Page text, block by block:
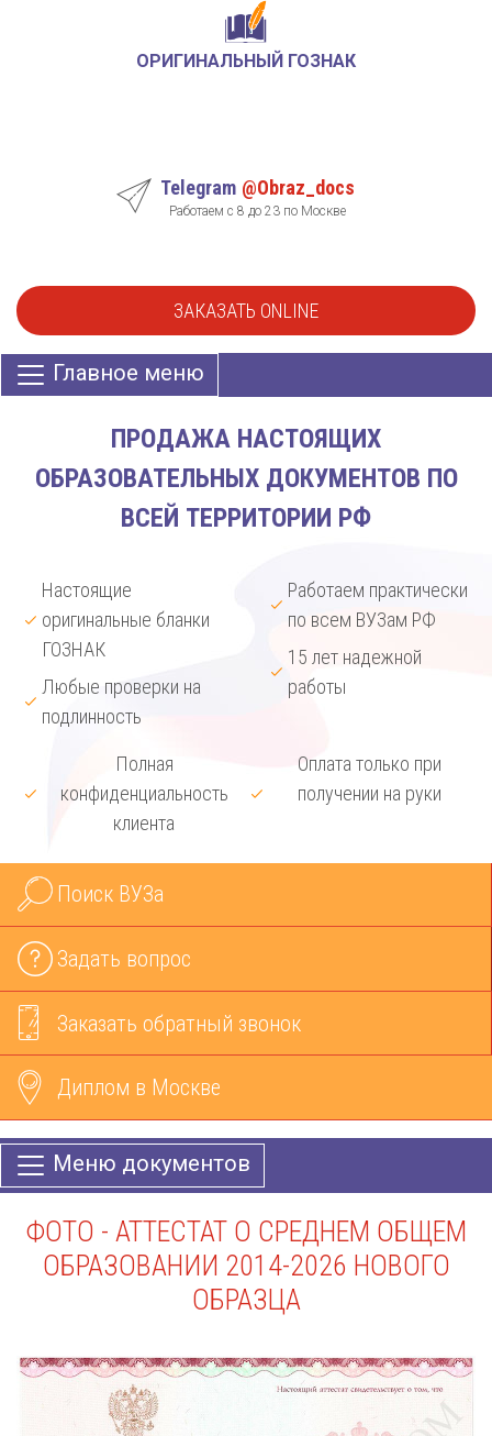
ОРИГИНАЛЬНЫЙ ГОЗНАК
Telegram @Obraz_docs
Работаем с 8 до 23 по Москве
ЗАКАЗАТЬ ONLINE
Главное меню
ПРОДАЖА НАСТОЯЩИХ
ОБРАЗОВАТЕЛЬНЫХ ДОКУМЕНТОВ ПО
ВСЕЙ ТЕРРИТОРИИ РФ
Настоящие
оригинальные бланки
ГОЗНАК
Любые проверки на
подлинность
Работаем практически
по всем ВУЗам РФ
15 лет надежной
работы
Полная
конфиденциальность
клиента
Оплата только при
получении на руки
Поиск ВУЗа
Задать вопрос
Заказать обратный звонок
Диплом в Москве
Меню документов
ФОТО - АТТЕСТАТ О СРЕДНЕМ ОБЩЕМ
ОБРАЗОВАНИИ 2014-2026 НОВОГО
ОБРАЗЦА